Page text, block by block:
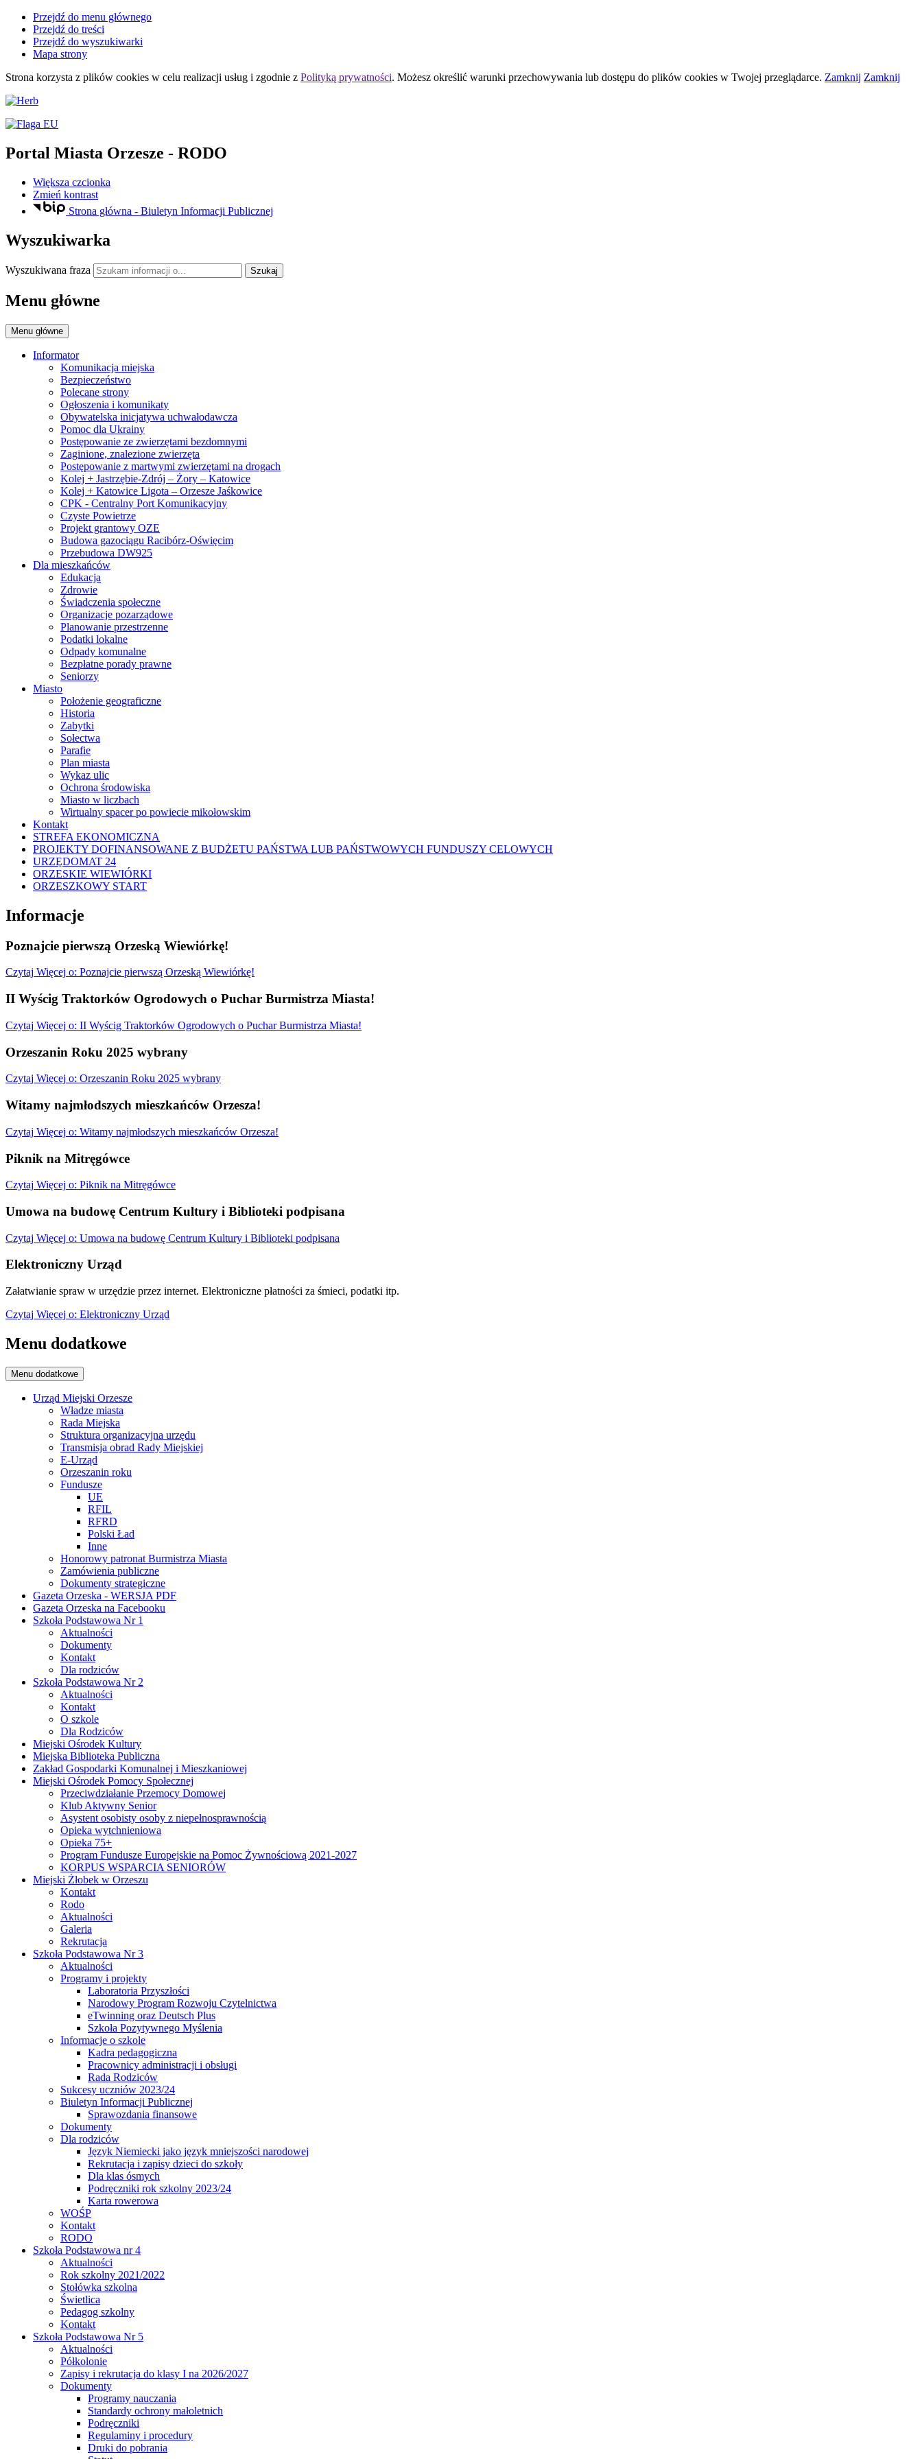
Przejdź do menu głównego
Przejdź do treści
Przejdź do wyszukiwarki
Mapa strony
Strona korzysta z plików cookies w celu realizacji usług i zgodnie z Polityką prywatności. Możesz określić warunki przechowywania lub dostępu do plików cookies w Twojej przeglądarce. Zamknij Zamknij
Portal Miasta Orzesze - RODO
Większa czcionka
Zmień kontrast
Strona główna - Biuletyn Informacji Publicznej
Wyszukiwarka
Wyszukiwana fraza Szukaj
Menu główne
Menu główne
Informator
Komunikacja miejska
Bezpieczeństwo
Polecane strony
Ogłoszenia i komunikaty
Obywatelska inicjatywa uchwałodawcza
Pomoc dla Ukrainy
Postępowanie ze zwierzętami bezdomnymi
Zaginione, znalezione zwierzęta
Postępowanie z martwymi zwierzętami na drogach
Kolej + Jastrzębie-Zdrój – Żory – Katowice
Kolej + Katowice Ligota – Orzesze Jaśkowice
CPK - Centralny Port Komunikacyjny
Czyste Powietrze
Projekt grantowy OZE
Budowa gazociągu Racibórz-Oświęcim
Przebudowa DW925
Dla mieszkańców
Edukacja
Zdrowie
Świadczenia społeczne
Organizacje pozarządowe
Planowanie przestrzenne
Podatki lokalne
Odpady komunalne
Bezpłatne porady prawne
Seniorzy
Miasto
Położenie geograficzne
Historia
Zabytki
Sołectwa
Parafie
Plan miasta
Wykaz ulic
Ochrona środowiska
Miasto w liczbach
Wirtualny spacer po powiecie mikołowskim
Kontakt
STREFA EKONOMICZNA
PROJEKTY DOFINANSOWANE Z BUDŻETU PAŃSTWA LUB PAŃSTWOWYCH FUNDUSZY CELOWYCH
URZĘDOMAT 24
ORZESKIE WIEWIÓRKI
ORZESZKOWY START
Informacje
Poznajcie pierwszą Orzeską Wiewiórkę!
Czytaj Więcej o: Poznajcie pierwszą Orzeską Wiewiórkę!
II Wyścig Traktorków Ogrodowych o Puchar Burmistrza Miasta!
Czytaj Więcej o: II Wyścig Traktorków Ogrodowych o Puchar Burmistrza Miasta!
Orzeszanin Roku 2025 wybrany
Czytaj Więcej o: Orzeszanin Roku 2025 wybrany
Witamy najmłodszych mieszkańców Orzesza!
Czytaj Więcej o: Witamy najmłodszych mieszkańców Orzesza!
Piknik na Mitręgówce
Czytaj Więcej o: Piknik na Mitręgówce
Umowa na budowę Centrum Kultury i Biblioteki podpisana
Czytaj Więcej o: Umowa na budowę Centrum Kultury i Biblioteki podpisana
Elektroniczny Urząd
Załatwianie spraw w urzędzie przez internet. Elektroniczne płatności za śmieci, podatki itp.
Czytaj Więcej o: Elektroniczny Urząd
Menu dodatkowe
Menu dodatkowe
Urząd Miejski Orzesze
Władze miasta
Rada Miejska
Struktura organizacyjna urzędu
Transmisja obrad Rady Miejskiej
E-Urząd
Orzeszanin roku
Fundusze
UE
RFIL
RFRD
Polski Ład
Inne
Honorowy patronat Burmistrza Miasta
Zamówienia publiczne
Dokumenty strategiczne
Gazeta Orzeska - WERSJA PDF
Gazeta Orzeska na Facebooku
Szkoła Podstawowa Nr 1
Aktualności
Dokumenty
Kontakt
Dla rodziców
Szkoła Podstawowa Nr 2
Aktualności
Kontakt
O szkole
Dla Rodziców
Miejski Ośrodek Kultury
Miejska Biblioteka Publiczna
Zakład Gospodarki Komunalnej i Mieszkaniowej
Miejski Ośrodek Pomocy Społecznej
Przeciwdziałanie Przemocy Domowej
Klub Aktywny Senior
Asystent osobisty osoby z niepełnosprawnością
Opieka wytchnieniowa
Opieka 75+
Program Fundusze Europejskie na Pomoc Żywnościową 2021-2027
KORPUS WSPARCIA SENIORÓW
Miejski Żłobek w Orzeszu
Kontakt
Rodo
Aktualności
Galeria
Rekrutacja
Szkoła Podstawowa Nr 3
Aktualności
Programy i projekty
Laboratoria Przyszłości
Narodowy Program Rozwoju Czytelnictwa
eTwinning oraz Deutsch Plus
Szkoła Pozytywnego Myślenia
Informacje o szkole
Kadra pedagogiczna
Pracownicy administracji i obsługi
Rada Rodziców
Sukcesy uczniów 2023/24
Biuletyn Informacji Publicznej
Sprawozdania finansowe
Dokumenty
Dla rodziców
Język Niemiecki jako język mniejszości narodowej
Rekrutacja i zapisy dzieci do szkoły
Dla klas ósmych
Podręczniki rok szkolny 2023/24
Karta rowerowa
WOŚP
Kontakt
RODO
Szkoła Podstawowa nr 4
Aktualności
Rok szkolny 2021/2022
Stołówka szkolna
Świetlica
Pedagog szkolny
Kontakt
Szkoła Podstawowa Nr 5
Aktualności
Półkolonie
Zapisy i rekrutacja do klasy I na 2026/2027
Dokumenty
Programy nauczania
Standardy ochrony małoletnich
Podręczniki
Regulaminy i procedury
Druki do pobrania